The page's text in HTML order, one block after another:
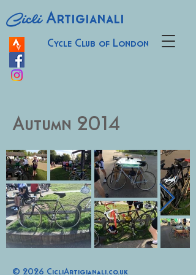
Cycle Club of London
CicliArtigianali
Autumn 2014
© 2026 CicliArtigianali.co.uk